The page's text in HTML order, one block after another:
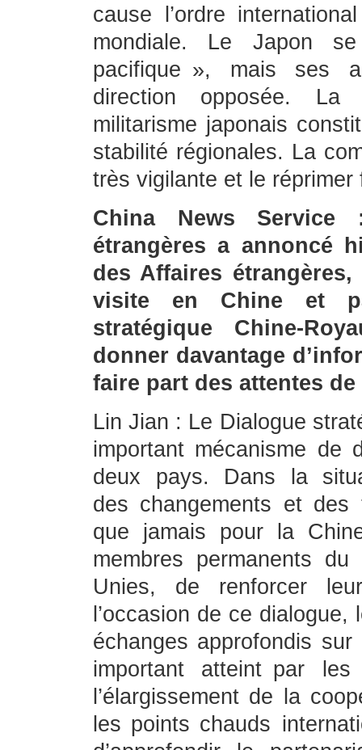
cause l’ordre
mondiale. Le Japon
pacifique », mais ses
direction opposée. La
militarisme japonais
stabilité régionales. La
très vigilante et le réprimer
China News
étrangères a annoncé
des Affaires
visite en Chine et
stratégique Chine-
donner davantage
faire part des attentes
Lin Jian : Le Dialogue
important mécanisme de
deux pays. Dans la
des changements et
que jamais pour la
membres permanents
Unies, de renforcer
l’occasion de ce
échanges approfondis
important atteint par
l’élargissement de la
les points chauds